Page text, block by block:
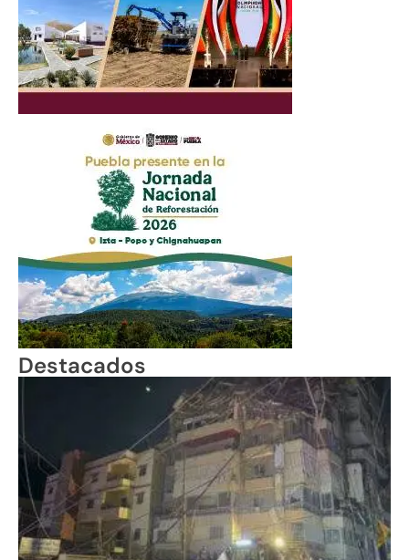
Destacados